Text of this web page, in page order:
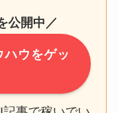
公開中／
ハウをゲッ